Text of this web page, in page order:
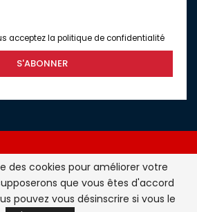
acceptez la politique de confidentialité
de l'actualité de la France et du
Réservés - Atlasinfo- 2026
des cookies pour améliorer votre
que vous êtes d'accord
pouvez vous désinscrire si vous le